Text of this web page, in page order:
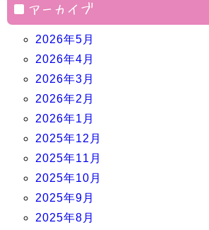
アーカイブ
2026年5月
2026年4月
2026年3月
2026年2月
2026年1月
2025年12月
2025年11月
2025年10月
2025年9月
2025年8月